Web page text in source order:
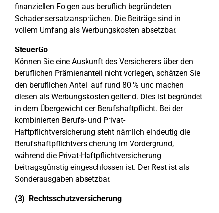
finanziellen Folgen aus beruflich begründeten
Schadensersatzansprüchen. Die Beiträge sind in
vollem Umfang als Werbungskosten absetzbar.
SteuerGo
Können Sie eine Auskunft des Versicherers über den
beruflichen Prämienanteil nicht vorlegen, schätzen Sie
den beruflichen Anteil auf rund 80 % und machen
diesen als Werbungskosten geltend. Dies ist begründet
in dem Übergewicht der Berufshaftpflicht. Bei der
kombinierten Berufs- und Privat-
Haftpflichtversicherung steht nämlich eindeutig die
Berufshaftpflichtversicherung im Vordergrund,
während die Privat-Haftpflichtversicherung
beitragsgünstig eingeschlossen ist. Der Rest ist als
Sonderausgaben absetzbar.
(3) Rechtsschutzversicherung